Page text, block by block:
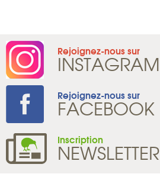
Rejoignez-nous sur
INSTAGRAM
Rejoignez-nous sur
FACEBOOK
Inscription
NEWSLETTER